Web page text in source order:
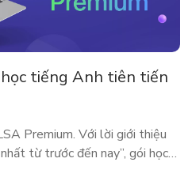
học tiếng Anh tiên tiến
Premium. Với lời giới thiệu
từ trước đến nay”, gói học